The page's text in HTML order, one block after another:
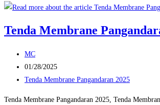
Tenda Membrane
Post
author:
MC
Post
published:
01/28/2025
Post
Tenda Membrane Pangandaran 2025
Tenda Membrane Pangandaran 2025, Tenda